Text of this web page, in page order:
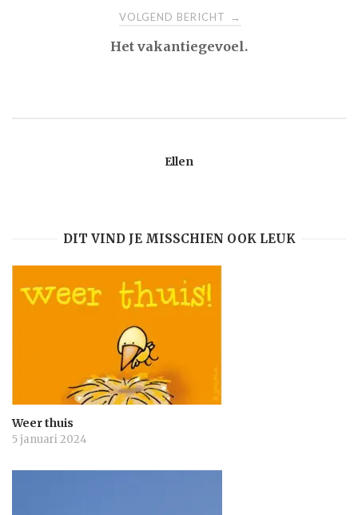
VOLGEND BERICHT →
Het vakantiegevoel.
Ellen
DIT VIND JE MISSCHIEN OOK LEUK
Weer thuis
5 januari 2024